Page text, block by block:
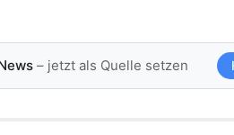
– jetzt als Quelle setzen